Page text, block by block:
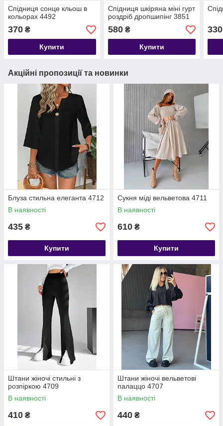
Спідниця сонце кльош в
кольорах 4492
370 ₴
Купити
Спідниця шкіряна міні гурт
роздріб дропшипінг 3851
580₴
Купити
330
Акційні пропозиції та новинки
Блуза стильна елеганта 4712
В наявності
435 ₴
Купити
Сукня міді вельветова 4711
В наявності
610 ₴
Купити
Штани жіночі стильні з
розпіркою 4709
В наявності
410 ₴
Штани жіночі вельветові
палаццо 4707
В наявності
440 ₴